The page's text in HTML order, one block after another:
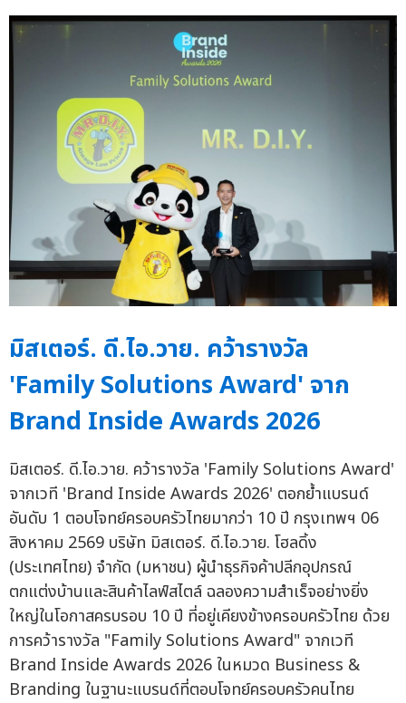
มิสเตอร์. ดี.ไอ.วาย. คว้ารางวัล
'Family Solutions Award' จาก
Brand Inside Awards 2026
มิสเตอร์. ดี.ไอ.วาย. คว้ารางวัล 'Family Solutions Award'
จากเวที 'Brand Inside Awards 2026' ตอกย้ำแบรนด์
อันดับ 1 ตอบโจทย์ครอบครัวไทยมากว่า 10 ปี กรุงเทพฯ 06
สิงหาคม 2569 บริษัท มิสเตอร์. ดี.ไอ.วาย. โฮลดิ้ง
(ประเทศไทย) จำกัด (มหาชน) ผู้นำธุรกิจค้าปลีกอุปกรณ์
ตกแต่งบ้านและสินค้าไลฟ์สไตล์ ฉลองความสำเร็จอย่างยิ่ง
ใหญ่ในโอกาสครบรอบ 10 ปี ที่อยู่เคียงข้างครอบครัวไทย ด้วย
การคว้ารางวัล "Family Solutions Award" จากเวที
Brand Inside Awards 2026 ในหมวด Business &
Branding ในฐานะแบรนด์ที่ตอบโจทย์ครอบครัวคนไทย